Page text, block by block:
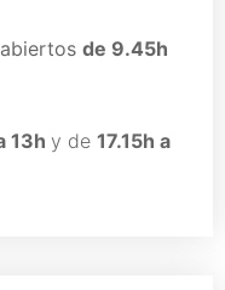
de 9.45h
13h y de 17.15h a